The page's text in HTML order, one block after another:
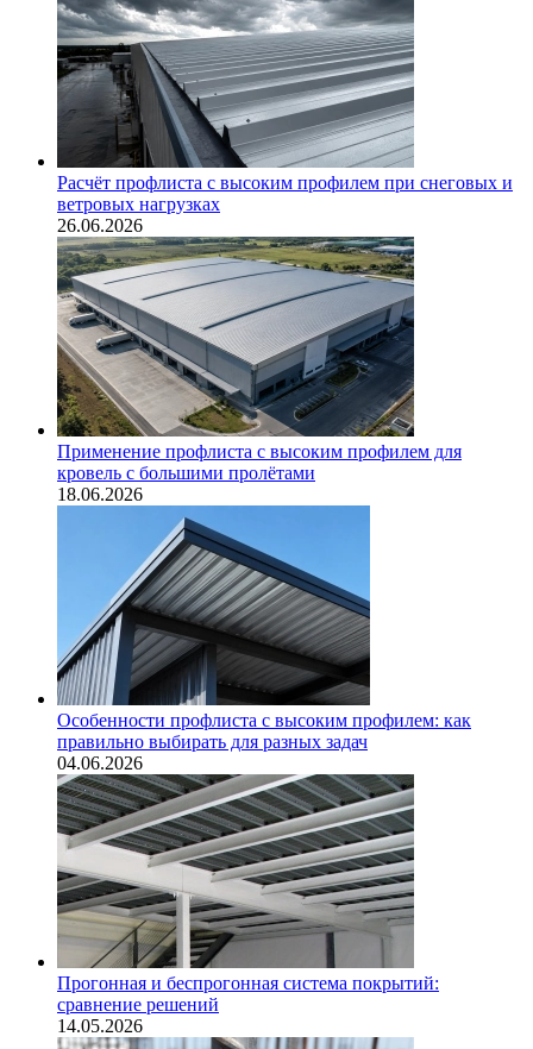
Расчёт профлиста с высоким профилем при снеговых и
ветровых нагрузках
26.06.2026
Применение профлиста с высоким профилем для
кровель с большими пролётами
18.06.2026
Особенности профлиста с высоким профилем: как
правильно выбирать для разных задач
04.06.2026
Прогонная и беспрогонная система покрытий:
сравнение решений
14.05.2026